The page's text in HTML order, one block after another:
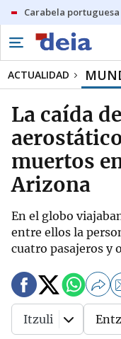
Carabela portuguesa
ACTUALIDAD
La caída
muertos
Arizona
En el globo
entre ellos la
cuatro pasajeros y
Itzuli